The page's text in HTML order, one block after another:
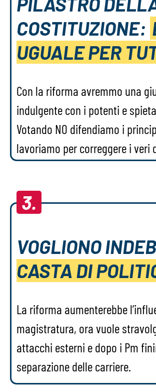
COSTITUZIONE:
UGUALE PER
Con la riforma avremmo una
indulgente con i potenti e
Votando NO difendiamo i
lavoriamo per correggere i veri
3.
VOGLIONO
CASTA DI
La riforma aumenterebbe
magistratura, ora vuole
attacchi esterni e dopo i Pm
separazione delle carriere.